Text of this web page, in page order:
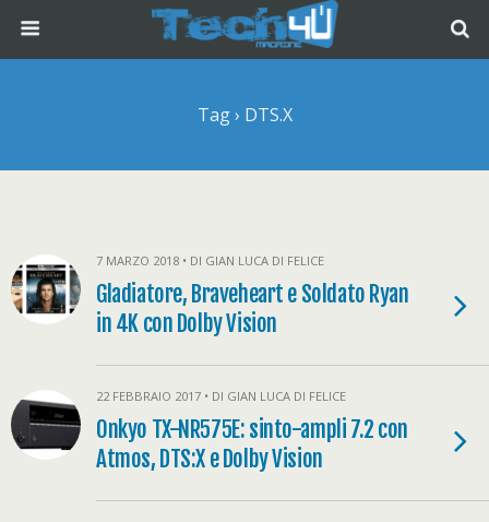
Tag › DTS.X
7 MARZO 2018 • DI GIAN LUCA DI FELICE
Gladiatore, Braveheart e Soldato Ryan
in 4K con Dolby Vision
22 FEBBRAIO 2017 • DI GIAN LUCA DI FELICE
Onkyo TX-NR575E: sinto-ampli 7.2 con
Atmos, DTS:X e Dolby Vision